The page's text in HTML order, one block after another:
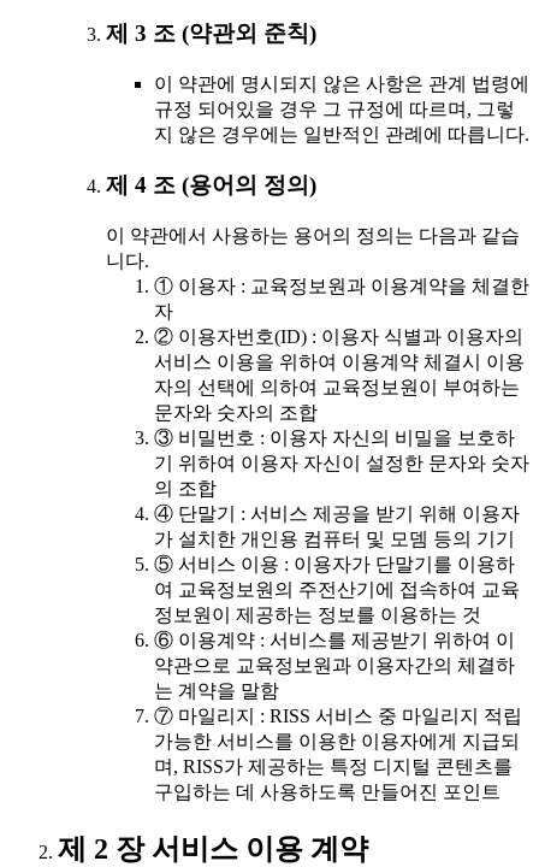
제 3 조 (약관외 준칙)
이 약관에 명시되지 않은 사항은 관계 법령에
규정 되어있을 경우 그 규정에 따르며, 그렇
지 않은 경우에는 일반적인 관례에 따릅니다.
제 4 조 (용어의 정의)
이 약관에서 사용하는 용어의 정의는 다음과 같습
니다.
① 이용자 : 교육정보원과 이용계약을 체결한
자
② 이용자번호(ID) : 이용자 식별과 이용자의
서비스 이용을 위하여 이용계약 체결시 이용
자의 선택에 의하여 교육정보원이 부여하는
문자와 숫자의 조합
③ 비밀번호 : 이용자 자신의 비밀을 보호하
기 위하여 이용자 자신이 설정한 문자와 숫자
의 조합
④ 단말기 : 서비스 제공을 받기 위해 이용자
가 설치한 개인용 컴퓨터 및 모뎀 등의 기기
⑤ 서비스 이용 : 이용자가 단말기를 이용하
여 교육정보원의 주전산기에 접속하여 교육
정보원이 제공하는 정보를 이용하는 것
⑥ 이용계약 : 서비스를 제공받기 위하여 이
약관으로 교육정보원과 이용자간의 체결하
는 계약을 말함
⑦ 마일리지 : RISS 서비스 중 마일리지 적립
가능한 서비스를 이용한 이용자에게 지급되
며, RISS가 제공하는 특정 디지털 콘텐츠를
구입하는 데 사용하도록 만들어진 포인트
제 2 장 서비스 이용 계약